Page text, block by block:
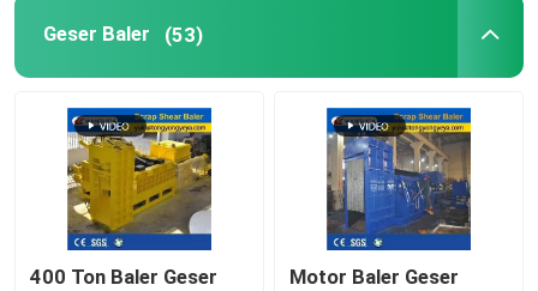
Geser Baler (53)
400 Ton Baler Geser
Motor Baler Geser